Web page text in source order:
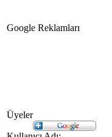
Google Reklamları
Üyeler